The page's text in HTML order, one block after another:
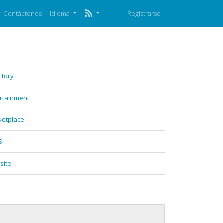
Contáctenos Idioma Registrarse